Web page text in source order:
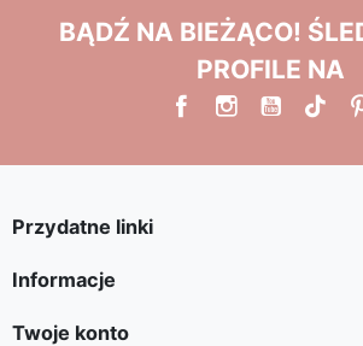
BĄDŹ NA BIEŻĄCO!
PROFILE NA
Przydatne linki
Informacje
Twoje konto